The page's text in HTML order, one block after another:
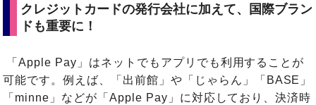
クレジットカードの発行会社に加えて、国際ブラン
ドも重要に！
「Apple Pay」はネットでもアプリでも利用することが
可能です。例えば、「出前館」や「じゃらん」「BASE」
「minne」などが「Apple Pay」に対応しており、決済時